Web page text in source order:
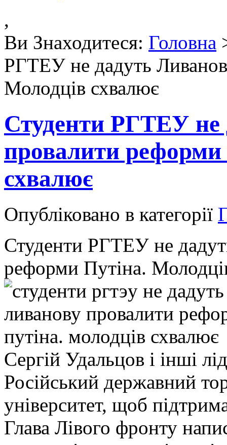
,
Ви Знаходитеся: Головна
РГТЕУ не дадуть
Молодців схвалює
Студенти РГТЕУ не
провалити
схвалює
Опубліковано в категорії
Студенти РГТЕУ не
реформи Путіна.
Сергій Удальцов і інші
Російський державний
університет, щоб
Глава Лівого фронту